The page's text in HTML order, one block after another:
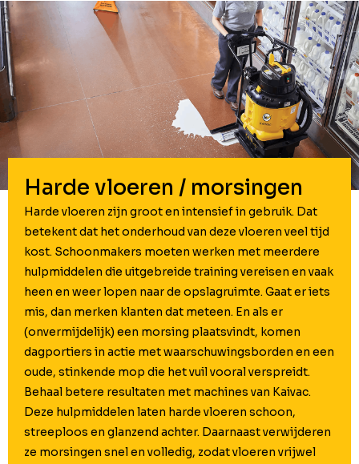
Harde vloeren / morsingen
Harde vloeren zijn groot en intensief in gebruik. Dat
betekent dat het onderhoud van deze vloeren veel tijd
kost. Schoonmakers moeten werken met meerdere
hulpmiddelen die uitgebreide training vereisen en vaak
heen en weer lopen naar de opslagruimte. Gaat er iets
mis, dan merken klanten dat meteen. En als er
(onvermijdelijk) een morsing plaatsvindt, komen
dagportiers in actie met waarschuwingsborden en een
oude, stinkende mop die het vuil vooral verspreidt.
Behaal betere resultaten met machines van Kaivac.
Deze hulpmiddelen laten harde vloeren schoon,
streeploos en glanzend achter. Daarnaast verwijderen
ze morsingen snel en volledig, zodat vloeren vrijwel